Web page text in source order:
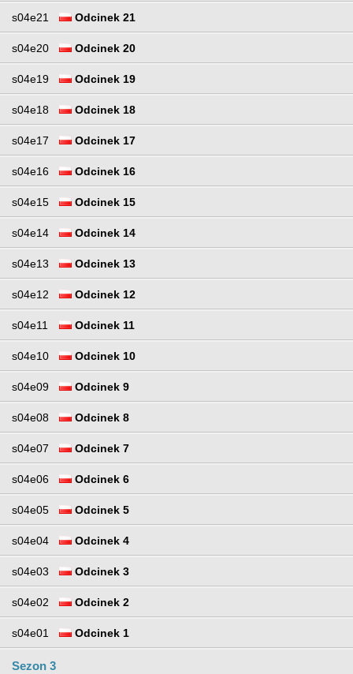
s04e21 Odcinek 21
s04e20 Odcinek 20
s04e19 Odcinek 19
s04e18 Odcinek 18
s04e17 Odcinek 17
s04e16 Odcinek 16
s04e15 Odcinek 15
s04e14 Odcinek 14
s04e13 Odcinek 13
s04e12 Odcinek 12
s04e11 Odcinek 11
s04e10 Odcinek 10
s04e09 Odcinek 9
s04e08 Odcinek 8
s04e07 Odcinek 7
s04e06 Odcinek 6
s04e05 Odcinek 5
s04e04 Odcinek 4
s04e03 Odcinek 3
s04e02 Odcinek 2
s04e01 Odcinek 1
Sezon 3